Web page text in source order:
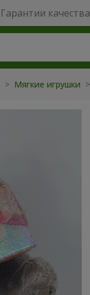
Гарантии качества
> Мягкие игрушки >